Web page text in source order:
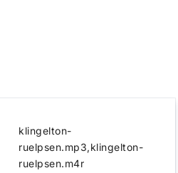
klingelton-
ruelpsen.mp3,klingelton-
ruelpsen.m4r